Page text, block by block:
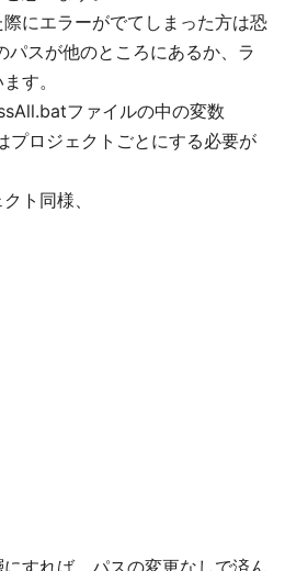
にエラーがでてしまった方は恐
スが他のところにあるか、ラ
す。
ファイルの中の変数
プロジェクトごとにする必要が
ト同様、
すれば、パスの変更なしで済ん